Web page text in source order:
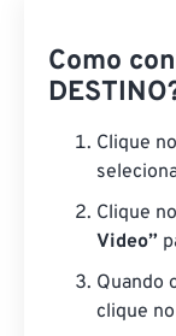
Como
Clique
Clique
Video”
Quando
clique